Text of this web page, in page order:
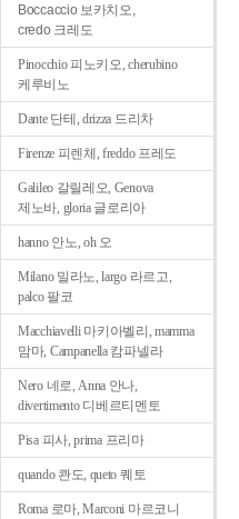
Boccaccio 보카치오,
credo 크레도
Pinocchio 피노키오, cherubino
케루비노
Dante 단테, drizza 드리차
Firenze 피렌체, freddo 프레도
Galileo 갈릴레오, Genova
제노바, gloria 글로리아
hanno 안노, oh 오
Milano 밀라노, largo 라르고,
palco 팔코
Macchiavelli 마키아벨리, mamma
맘마, Campanella 캄파넬라
Nero 네로, Anna 안나,
divertimento 디베르티멘토
Pisa 피사, prima 프리마
quando 콴도, queto 퀘토
Roma 로마, Marconi 마르코니